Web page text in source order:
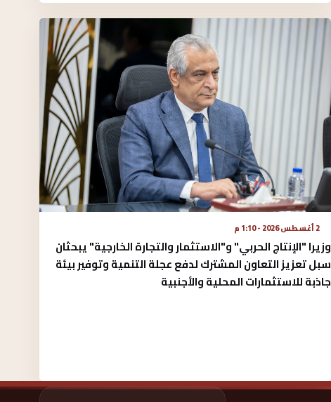
2 أغسطس 2026 - 1:10 م
وزيرا "الإنتاج الحربي" و"الاستثمار والتجارة الخارجية" يبحثان
سبل تعزيز التعاون المشترك لدفع عجلة التنمية وتوفير بيئة
جاذبة للاستثمارات المحلية والأجنبية